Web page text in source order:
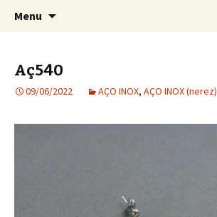
Jana Bijoux
Bijuteria artesanal
Menu
Aç540
09/06/2022 AÇO INOX, AÇO INOX (nerez)